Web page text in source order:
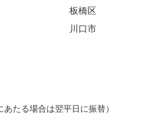
板橋区
川口市
あたる場合は翌平日に振替）